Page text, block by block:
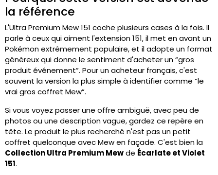
la référence
L'Ultra Premium Mew 151 coche plusieurs cases à la fois. Il
parle à ceux qui aiment l'extension 151, il met en avant un
Pokémon extrêmement populaire, et il adopte un format
généreux qui donne le sentiment d'acheter un “gros
produit événement”. Pour un acheteur français, c'est
souvent la version la plus simple à identifier comme “le
vrai gros coffret Mew”.
Si vous voyez passer une offre ambiguë, avec peu de
photos ou une description vague, gardez ce repère en
tête. Le produit le plus recherché n'est pas un petit
coffret quelconque avec Mew en façade. C'est bien la
Collection Ultra Premium Mewde Écarlate et Violet
151.